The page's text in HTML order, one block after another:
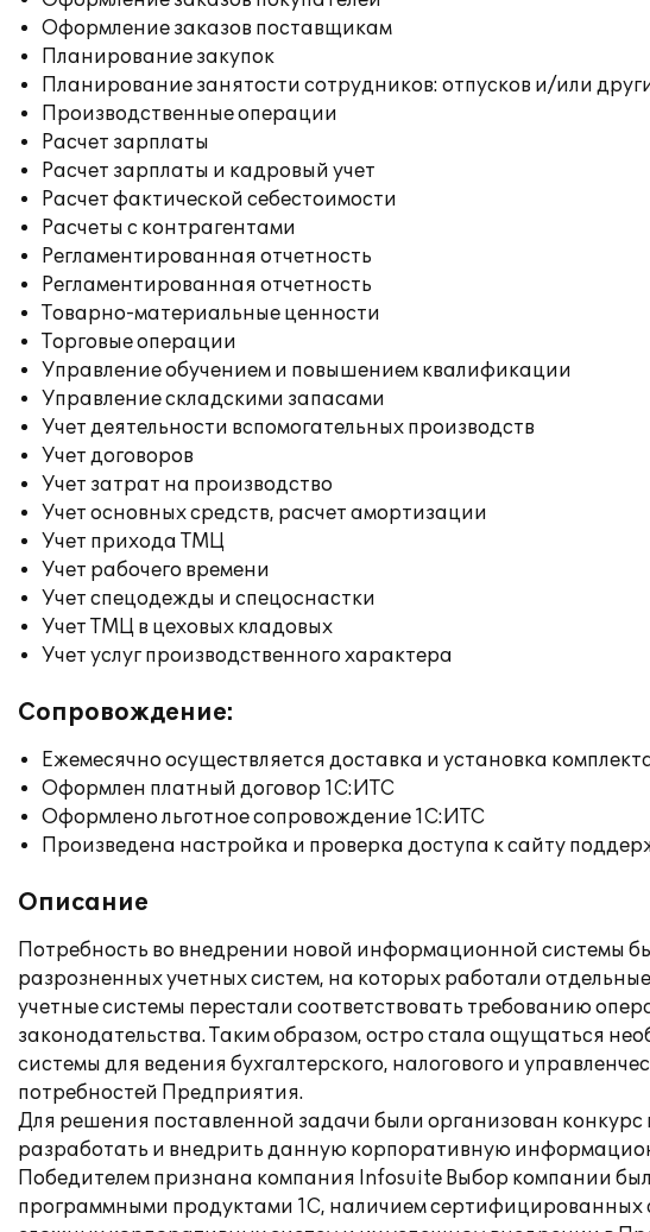
Оформление заказов поставщикам
Планирование закупок
Планирование занятости сотрудников: отпусков и/или
Производственные операции
Расчет зарплаты
Расчет зарплаты и кадровый учет
Расчет фактической себестоимости
Расчеты с контрагентами
Регламентированная отчетность
Регламентированная отчетность
Товарно-материальные ценности
Торговые операции
Управление обучением и повышением квалификации
Управление складскими запасами
Учет деятельности вспомогательных производств
Учет договоров
Учет затрат на производство
Учет основных средств, расчет амортизации
Учет прихода ТМЦ
Учет рабочего времени
Учет спецодежды и спецоснастки
Учет ТМЦ в цеховых кладовых
Учет услуг производственного характера
Сопровождение:
Ежемесячно осуществляется доставка и установка
Оформлен платный договор 1С:ИТС
Оформлено льготное сопровождение 1С:ИТС
Произведена настройка и проверка доступа к сайту
Описание
Потребность во внедрении новой информационной системы
разрозненных учетных систем, на которых работали
учетные системы перестали соответствовать требованию
законодательства. Таким образом, остро стала ощущаться
системы для ведения бухгалтерского, налогового и
потребностей Предприятия.
Для решения поставленной задачи были организован
разработать и внедрить данную корпоративную
Победителем признана компания Infosuite Выбор компании
программными продуктами 1C, наличием сертифицированных